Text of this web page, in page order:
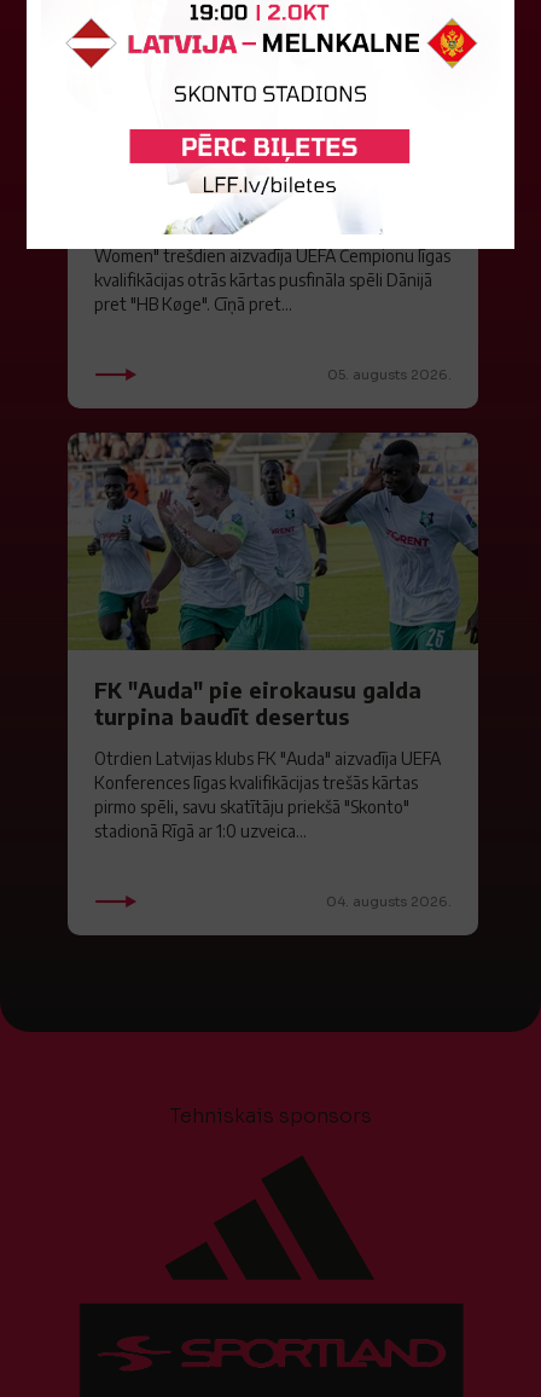
"Riga FC Women" liek kārtīgi
pasvīst dānietēm
Latvijas čempions sieviešu futbolā "Riga FC
Women" trešdien aizvadīja UEFA Čempionu līgas
kvalifikācijas otrās kārtas pusfināla spēli Dānijā
pret "HB Køge". Cīņā pret...
05. augusts 2026.
FK "Auda" pie eirokausu galda
turpina baudīt desertus
Otrdien Latvijas klubs FK "Auda" aizvadīja UEFA
Konferences līgas kvalifikācijas trešās kārtas
pirmo spēli, savu skatītāju priekšā "Skonto"
stadionā Rīgā ar 1:0 uzveica...
04. augusts 2026.
Tehniskais sponsors